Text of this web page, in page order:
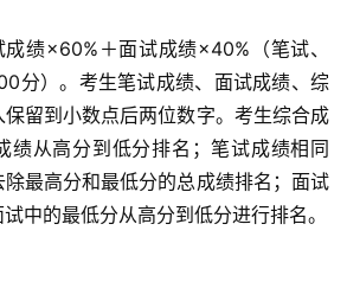
绩×60%＋面试成绩×40%（笔试、
分）。考生笔试成绩、面试成绩、综
留到小数点后两位数字。考生综合成
绩从高分到低分排名；笔试成绩相同
最高分和最低分的总成绩排名；面试
中的最低分从高分到低分进行排名。